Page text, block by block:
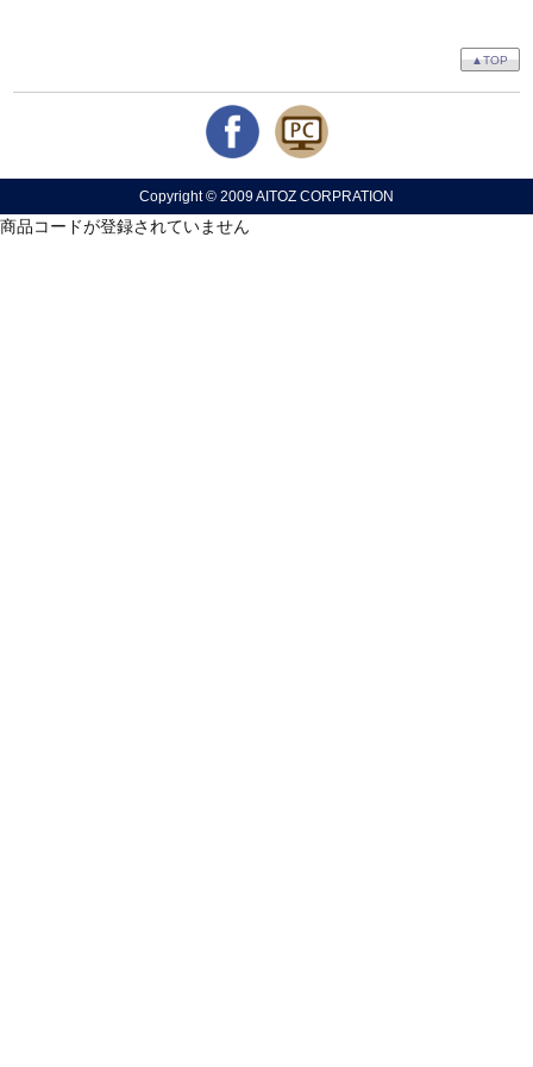
▲TOP
Copyright © 2009 AITOZ CORPRATION
商品コードが登録されていません